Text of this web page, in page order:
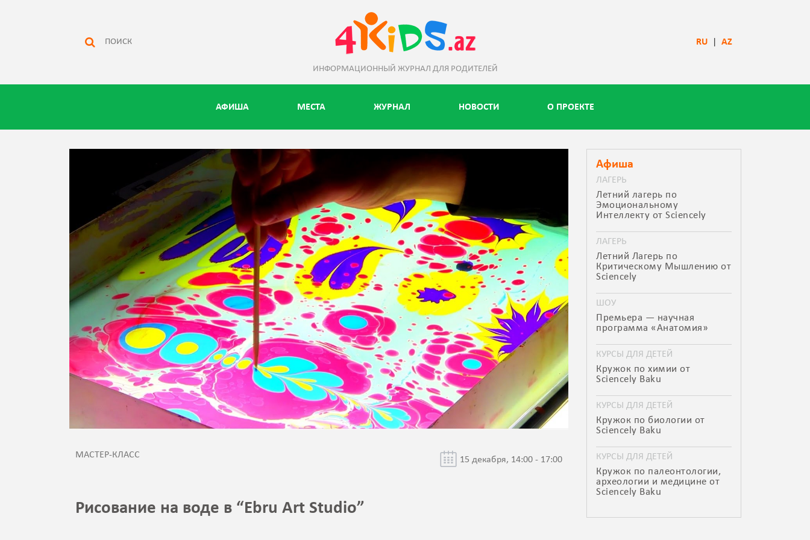
ИНФОРМАЦИОННЫЙ ЖУРНАЛ ДЛЯ РОДИТЕЛЕЙ
RU| AZ
АФИША МЕСТА ЖУРНАЛ НОВОСТИ О ПРОЕКТЕ
МАСТЕР-КЛАСС 15 декабря, 14:00 - 17:00
Рисование на воде в “Ebru Art Studio”
Афиша
ЛАГЕРЬ
Летний лагерь по
Эмоциональному
Интеллекту от Sciencely
ЛАГЕРЬ
Летний Лагерь по
Критическому Мышлению от
Sciencely
ШОУ
Премьера — научная
программа «Анатомия»
КУРСЫ ДЛЯ ДЕТЕЙ
Кружок по химии от
Sciencely Baku
КУРСЫ ДЛЯ ДЕТЕЙ
Кружок по биологии от
Sciencely Baku
КУРСЫ ДЛЯ ДЕТЕЙ
Кружок по палеонтологии,
археологии и медицине от
Sciencely Baku